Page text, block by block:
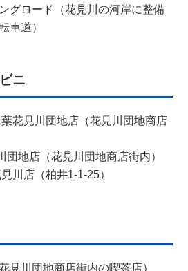
グロード（花見川の河岸に整備
車道）
ニ
花見川団地店（花見川団地商店
団地店（花見川団地商店街内）
川店（柏井1-1-25）
見川団地商店街内の喫茶店）